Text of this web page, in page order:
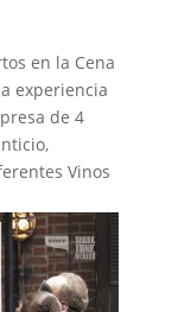
en la Cena
experiencia
de 4
Vinos